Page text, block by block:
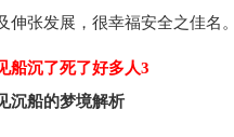
伸张发展，很幸福安全之佳名
沉了死了好多人3
沉船的梦境解析